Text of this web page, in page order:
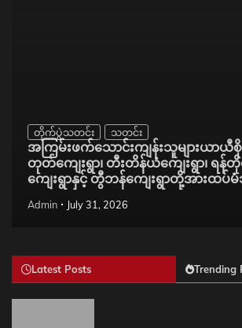
တိုက်ပွဲသတင်း သတင်း
အကြမ်းဖက်သောင်းကျန်းသူများယာယီ
တုတ်ကျေးရွာ၊ တီးတိန်ယံကျေးရွာ၊ ရန်တို
ကျေးရွာနှင့် တွီဘန်ကျေးရွာတို့အားထပ်
Admin July 31, 2026
Latest Posts Trending